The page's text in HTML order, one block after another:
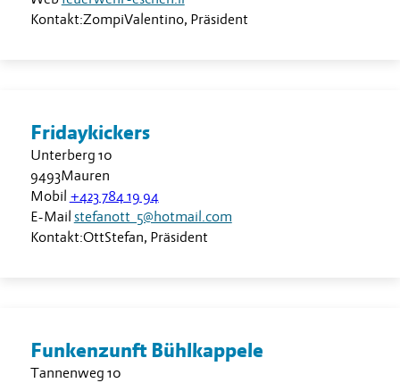
Kontakt:ZompiValentino, Präsident
Fridaykickers
Unterberg 10
9493Mauren
Mobil +423 784 19 94
E-Mail stefanott_5@hotmail.com
Kontakt:OttStefan, Präsident
Funkenzunft Bühlkappele
Tannenweg 10